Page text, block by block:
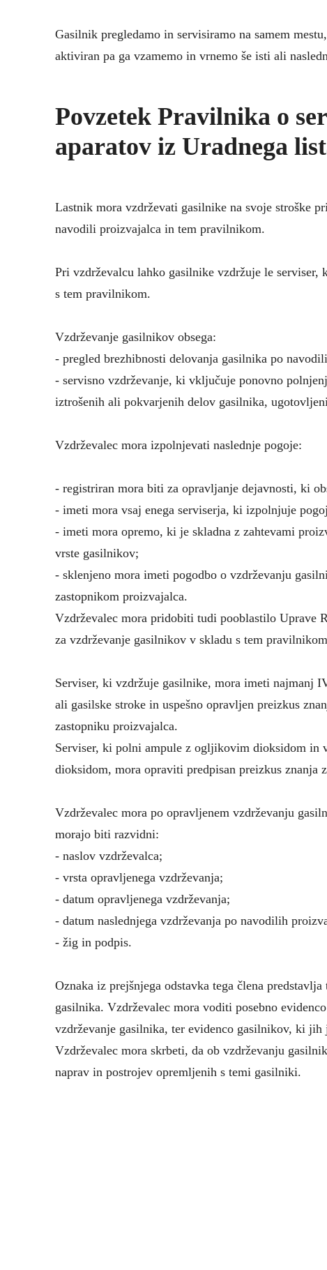
Gasilnik pregledamo in servisiramo na samem
aktiviran pa ga vzamemo in vrnemo še isti ali
Povzetek Pravilnika o
aparatov iz Uradnega
Lastnik mora vzdrževati gasilnike na svoje stroške
navodili proizvajalca in tem pravilnikom.
Pri vzdrževalcu lahko gasilnike vzdržuje le serviser,
s tem pravilnikom.
Vzdrževanje gasilnikov obsega:
- pregled brezhibnosti delovanja gasilnika po
- servisno vzdrževanje, ki vključuje ponovno
iztrošenih ali pokvarjenih delov gasilnika,
Vzdrževalec mora izpolnjevati naslednje pogoje:
- registriran mora biti za opravljanje dejavnosti, ki
- imeti mora vsaj enega serviserja, ki izpolnjuje
- imeti mora opremo, ki je skladna z zahtevami
vrste gasilnikov;
- sklenjeno mora imeti pogodbo o vzdrževanju
zastopnikom proizvajalca.
Vzdrževalec mora pridobiti tudi pooblastilo Uprave
za vzdrževanje gasilnikov v skladu s tem
Serviser, ki vzdržuje gasilnike, mora imeti najmanj
ali gasilske stroke in uspešno opravljen preizkus
zastopniku proizvajalca.
Serviser, ki polni ampule z ogljikovim dioksidom in
dioksidom, mora opraviti predpisan preizkus znanja
Vzdrževalec mora po opravljenem vzdrževanju
morajo biti razvidni:
- naslov vzdrževalca;
- vrsta opravljenega vzdrževanja;
- datum opravljenega vzdrževanja;
- datum naslednjega vzdrževanja po navodilih
- žig in podpis.
Oznaka iz prejšnjega odstavka tega člena
gasilnika. Vzdrževalec mora voditi posebno
vzdrževanje gasilnika, ter evidenco gasilnikov, ki jih
Vzdrževalec mora skrbeti, da ob vzdrževanju
naprav in postrojev opremljenih s temi gasilniki.